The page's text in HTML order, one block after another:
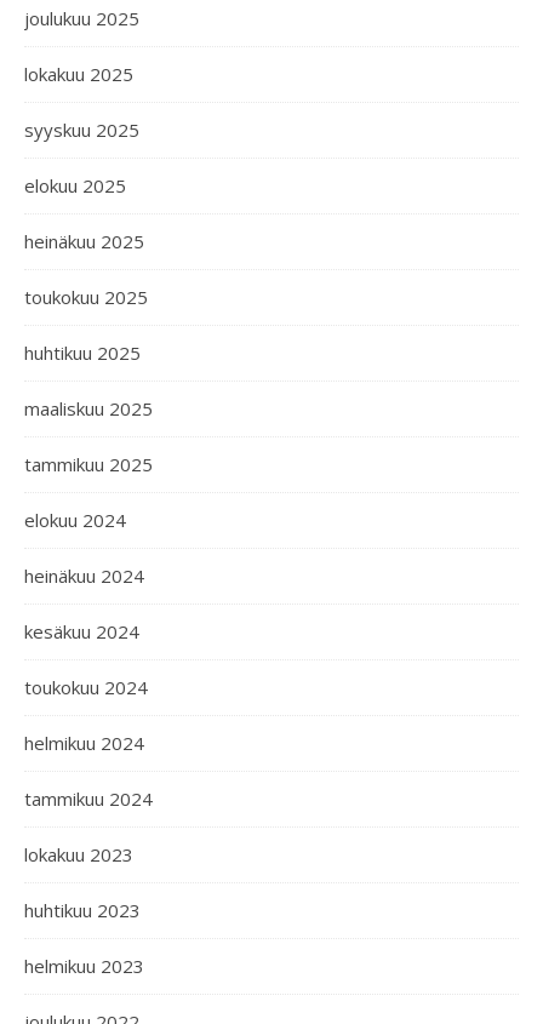
joulukuu 2025
lokakuu 2025
syyskuu 2025
elokuu 2025
heinäkuu 2025
toukokuu 2025
huhtikuu 2025
maaliskuu 2025
tammikuu 2025
elokuu 2024
heinäkuu 2024
kesäkuu 2024
toukokuu 2024
helmikuu 2024
tammikuu 2024
lokakuu 2023
huhtikuu 2023
helmikuu 2023